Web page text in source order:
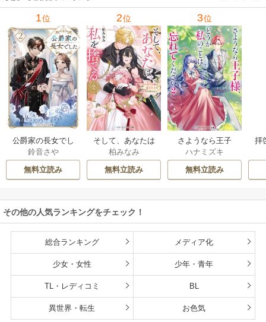
1位
公爵家の長女でし
た
鈴音さや
無料立読み
2位
そして、あなたは
私を捨てる
柏みなみ
無料立読み
3位
さようなら王子
様、どうか私のこ
とは忘れてくださ
い
ハナミズキ
無料立読み
拝
その他の人気ランキングをチェック！
総合ランキング メディア化
少女・女性 少年・青年
TL・レディコミ BL
異世界・転生 お色気